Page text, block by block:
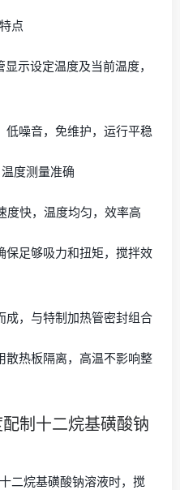
点
示设定温度及当前温度，
低噪音，免维护，运行平稳
度测量准确
度快，温度均匀，效率高
保足够吸力和扭矩，搅拌效
成，与特制加热管密封组合
散热板隔离，高温不影响整
制十二烷基磺酸钠
二烷基磺酸钠溶液时，搅